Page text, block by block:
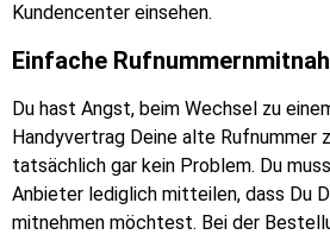
Kundencenter einsehen.
Einfache
Du hast Angst, beim Wechsel zu
Handyvertrag Deine alte Rufnummer
tatsächlich gar kein Problem. Du
Anbieter lediglich mitteilen, dass Du
mitnehmen möchtest. Bei der